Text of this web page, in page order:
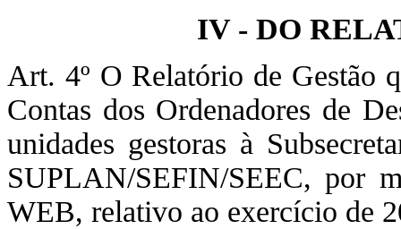
IV - DO
Art. 4º O Relatório de Gestão
Contas dos Ordenadores de
unidades gestoras à
SUPLAN/SEFIN/SEEC, por
WEB, relativo ao exercício de